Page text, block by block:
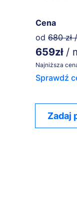
Cena
od 680 zł
659zł /
Najniższa
Sprawdź
Zadaj